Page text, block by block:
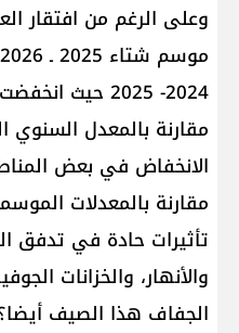
وعلى الرغم من افتقار
مقارنة بالمعدل السنوي
مقارنة بالمعدلات
تأثيرات حادة في تدفق
والأنهار، والخزانات
الجفاف هذا الصيف